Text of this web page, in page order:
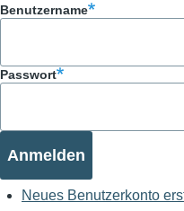
Benutzername
Passwort
Neues Benutzerkonto